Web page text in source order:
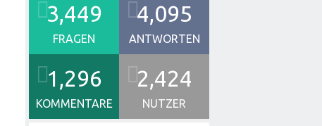
3,449
FRAGEN
4,095
ANTWORTEN
1,296
KOMMENTARE
2,424
NUTZER